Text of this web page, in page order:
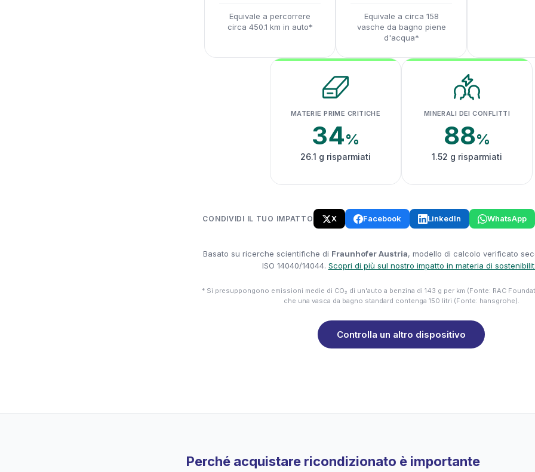
Equivale a percorrere
circa 450.1 km in auto*
Equivale a circa 158
vasche da bagno piene
d'acqua*
MATERIE PRIME CRITICHE
34%
26.1 g risparmiati
MINERALI DEI CONFLITTI
88%
1.52 g risparmiati
CONDIVIDI IL TUO IMPATTO X Facebook LinkedIn WhatsApp
Basato su ricerche scientifiche di Fraunhofer Austria, modello di calcolo verificato
ISO 14040/14044. Scopri di più sul nostro impatto in materia di
* Si presuppongono emissioni medie di CO₂ di un'auto a benzina di 143 g per km (Fonte: RAC
che una vasca da bagno standard contenga 150 litri (Fonte: hansgrohe).
Controlla un altro dispositivo
Perché acquistare ricondizionato è importante